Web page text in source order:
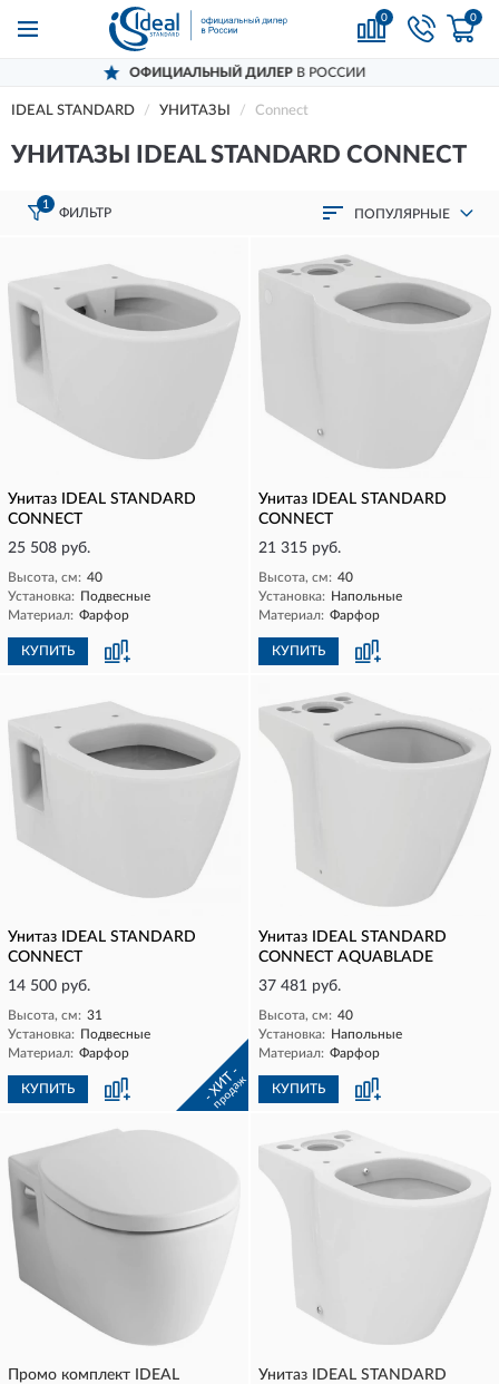
0 0
ОФИЦИАЛЬНЫЙ ДИЛЕРВ РОССИИ
IDEAL STANDARD УНИТАЗЫ Connect
УНИТАЗЫ IDEAL STANDARD CONNECT
1
ФИЛЬТР ПОПУЛЯРНЫЕ
Унитаз IDEAL STANDARD
CONNECT
25 508 руб.
Высота, см: 40
Установка: Подвесные
Материал: Фарфор
КУПИТЬ
Унитаз IDEAL STANDARD
CONNECT
21 315 руб.
Высота, см: 40
Установка: Напольные
Материал: Фарфор
КУПИТЬ
Унитаз IDEAL STANDARD
CONNECT
14 500 руб.
Высота, см: 31
Установка: Подвесные
Материал: Фарфор
КУПИТЬ - ХИТ -
продаж
Унитаз IDEAL STANDARD
CONNECT AQUABLADE
37 481 руб.
Высота, см: 40
Установка: Напольные
Материал: Фарфор
КУПИТЬ
Промо комплект IDEAL
Унитаз IDEAL STANDARD